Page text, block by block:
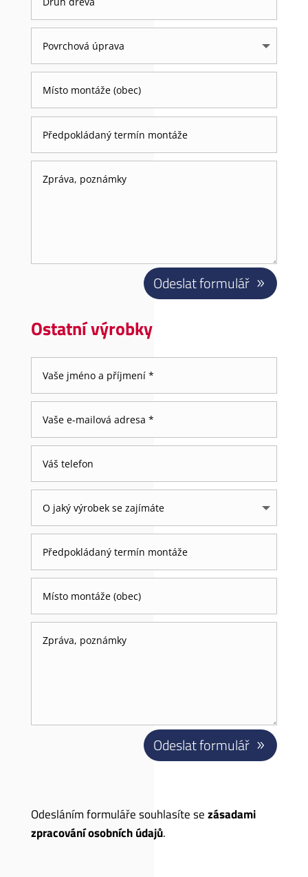
Odeslat formulář
Ostatní výrobky
Odeslat formulář
Odesláním formuláře souhlasíte sezásadami
zpracování osobních údajů.